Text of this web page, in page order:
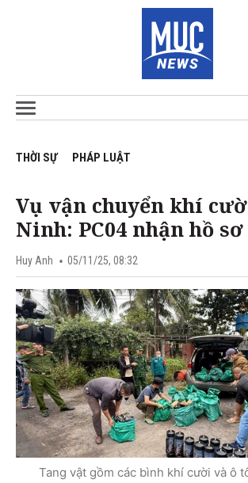
THỜI SỰ PHÁP LUẬT
Vụ vận chuyển khí
Ninh: PC04 nhận hồ
Huy Anh 05/11/25, 08:32
Tang vật gồm các bình khí cười và ô